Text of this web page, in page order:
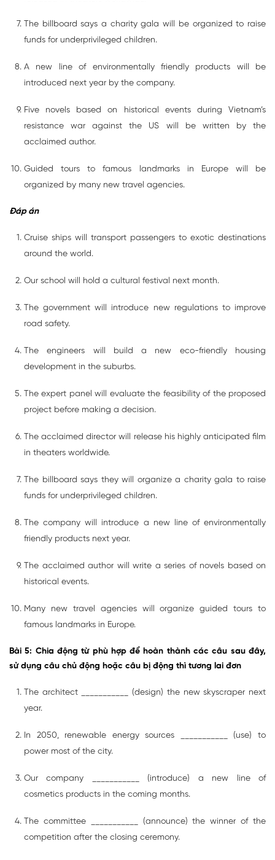
The billboard says a charity gala will be organized to raise
funds for underprivileged children.
A new line of environmentally friendly products will be
introduced next year by the company.
Five novels based on historical events during Vietnam’s
resistance war against the US will be written by the
acclaimed author.
Guided tours to famous landmarks in Europe will be
organized by many new travel agencies.
Đáp án
Cruise ships will transport passengers to exotic destinations
around the world.
Our school will hold a cultural festival next month.
The government will introduce new regulations to improve
road safety.
The engineers will build a new eco-friendly housing
development in the suburbs.
The expert panel will evaluate the feasibility of the proposed
project before making a decision.
The acclaimed director will release his highly anticipated film
in theaters worldwide.
The billboard says they will organize a charity gala to raise
funds for underprivileged children.
The company will introduce a new line of environmentally
friendly products next year.
The acclaimed author will write a series of novels based on
historical events.
Many new travel agencies will organize guided tours to
famous landmarks in Europe.
Bài 5: Chia động từ phù hợp để hoàn thành các câu sau đây,
sử dụng câu chủ động hoặc câu bị động thì tương lai đơn
The architect ___________ (design) the new skyscraper next
year.
In 2050, renewable energy sources ___________ (use) to
power most of the city.
Our company ___________ (introduce) a new line of
cosmetics products in the coming months.
The committee ___________ (announce) the winner of the
competition after the closing ceremony.